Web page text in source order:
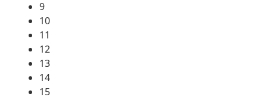
9
10
11
12
13
14
15